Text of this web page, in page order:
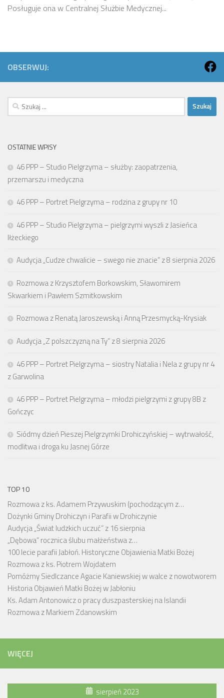
Posługuje ona w Centralnej Służbie Medycznej...
OBSERWUJ:
Szukaj:
OSTATNIE WPISY
46 PPP – Studio Pielgrzyma – służby: zaopatrzenia,
przemarszu i medyczna
46 PPP – Portret Pielgrzyma – rodzina z grupy nr 10
46 PPP – Studio Pielgrzyma – pielgrzymi wyszli z Jasieńca
Iłżeckiego
Audycja „Cudze chwalicie – swego nie znacie” z 8 sierpnia 2026
Rozmowa z Krzysztofem Borkowskim, Sławomirem
Skwarkiem i Pawłem Szmitkowskim
Rozmowa z Renatą Jaroszewską i Anną Przesmycką-Krysiak
Audycja „Z polszczyzną na Ty” z 8 sierpnia 2026
46 PPP – Portret Pielgrzyma – siostry Natalia i Nela z grupy nr 4
z Garwolina
46 PPP – Portret Pielgrzyma – młodzi pielgrzymi z grupy 8B z
Gończyc
Siódmy dzień Pieszej Pielgrzymki Drohiczyńskiej – wytrwałość,
modlitwa i droga ku Jasnej Górze
TOP 10
Rozmowa z ks. Adamem Przywuskim (pochodzącym z…
Dożynki Gminy Drohiczyn i Parafii w Drohiczynie
Audycja „Świat ludzkich uczuć” z 16 sierpnia
„Dębowa” rocznica ślubu małżeństwa z…
100 lecie parafii Jabłoń. Historyczne Objawienia Matki Bożej
Rozmowa z ks. Piotrem Wojdatem
Pomóżmy Siedlczance Agacie Kaniewskiej w walce z nowotworem
Historia Objawień Matki Bożej w Jabłoniu
Ks. Adam Antonowicz o pracy duszpasterskiej na Islandii
Rozmowa z Markiem Zdanowskim
WIĘCEJ
sierpień 2023